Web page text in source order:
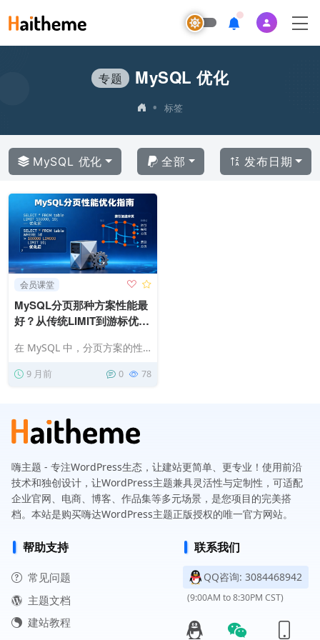
专题 MySQL 优化
• 标签
MySQL 优化 全部 发布日期
会员课堂
MySQL分页那种方案性能最
好？从传统LIMIT到游标优
案深度解析
在 MySQL 中，分页方案的性
况、排序条件，没有绝对 “最
9 月前 0 78
嗨主题 - 专注WordPress生态，让建站更简单、更专业！使用前沿
技术和独创设计，让WordPress主题兼具灵活性与定制性，可适配
企业官网、电商、博客、作品集等多元场景，是您项目的完美搭
档。本站是购买嗨达WordPress主题正版授权的唯一官方网站。
帮助支持
常见问题
主题文档
建站教程
联系我们
QQ咨询: 3084468942
(9:00AM to 8:30PM CST)